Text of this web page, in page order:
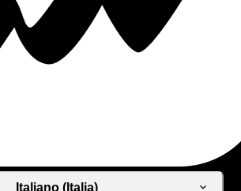
Italiano (Italia)